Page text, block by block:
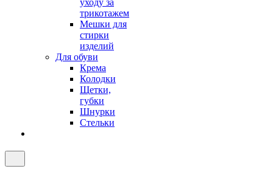
уходу за
трикотажем
Мешки для
стирки
изделий
Для обуви
Крема
Колодки
Щетки,
губки
Шнурки
Стельки